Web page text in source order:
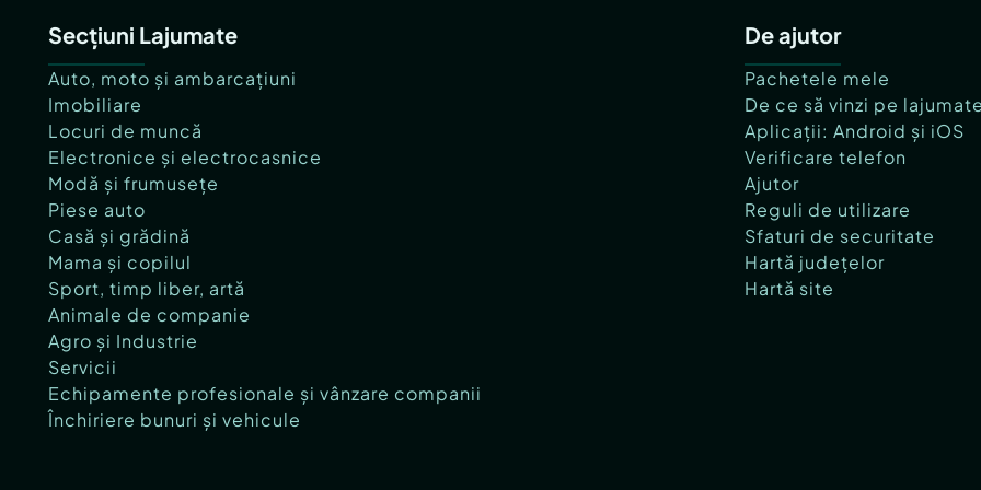
Secțiuni Lajumate
Auto, moto și ambarcațiuni
Imobiliare
Locuri de muncă
Electronice și electrocasnice
Modă și frumusețe
Piese auto
Casă și grădină
Mama și copilul
Sport, timp liber, artă
Animale de companie
Agro și Industrie
Servicii
Echipamente profesionale și vânzare companii
Închiriere bunuri și vehicule
De ajutor
Pachetele mele
De ce să vinzi pe
Aplicații: Android și iOS
Verificare telefon
Ajutor
Reguli de utilizare
Sfaturi de securitate
Hartă județelor
Hartă site